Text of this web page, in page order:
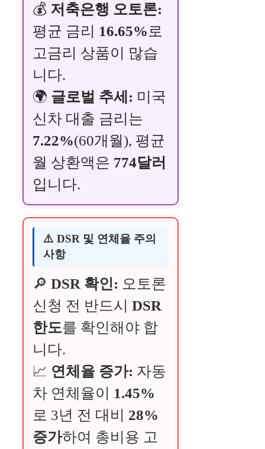
💰 저축은행 오토론:
평균 금리 16.65% 로
고금리 상품이 많습
니다.
🌍 글로벌 추세: 미국
신차 대출 금리는
7.22%(60개월), 평균
월 상환액은 774달러
입니다.
⚠️ DSR 및 연체율 주의
사항
🔎 DSR 확인: 오토론
신청 전 반드시 DSR
한도를 확인해야 합
니다.
📈 연체율 증가: 자동
차 연체율이 1.45%
로 3년 전 대비 28%
증가하여 총비용 고